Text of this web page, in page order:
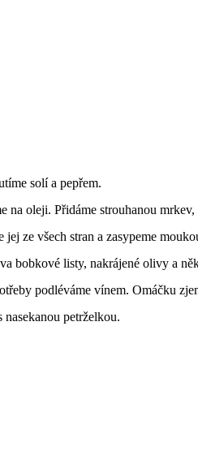
solí a pepřem.
na oleji. Přidáme strouhanou
ze všech stran a zasypeme
bobkové listy, nakrájené olivy a
podléváme vínem. Omáčku
petrželkou.